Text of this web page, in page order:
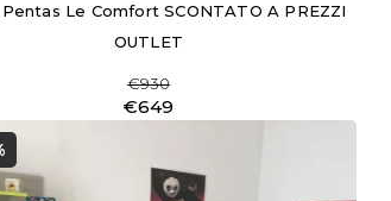
Le Comfort SCONTATO A PREZZI
OUTLET
€930
€649